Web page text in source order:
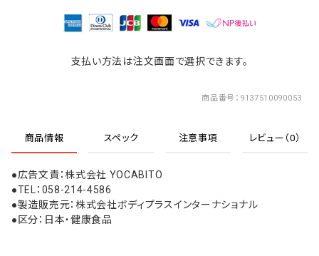
支払い方法は注文画面で選択できます。
商品番号 9137510090053
商品情報 スペック 注意事項 レビュー（0）
●広告文責：株式会社 YOCABITO
●TEL：058-214-4586
●製造販売元：株式会社ボディプラスインターナショナル
●区分：日本・健康食品